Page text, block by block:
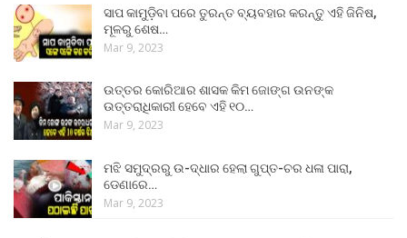
ସାପ କାମୁଡ଼ିବା ପରେ ତୁରନ୍ତ ବ୍ୟବହାର କରନ୍ତୁ ଏହି ଜିନିଷ,
ମୂଳରୁ ଶେଷ…
Mar 9, 2023
ଉତ୍ତର କୋରିଆର ଶାସକ କିମ ଜୋଙ୍ଗ ଉନଙ୍କ
ଉତ୍ତରାଧିକାରୀ ହେବେ ଏହି ୧୦…
Mar 9, 2023
ମଝି ସମୁଦ୍ରରୁ ଉ-ଦ୍ଧାର ହେଲା ଗୁପ୍ତ-ଚର ଧଳା ପାରା,
ଡେଣାରେ…
Mar 9, 2023